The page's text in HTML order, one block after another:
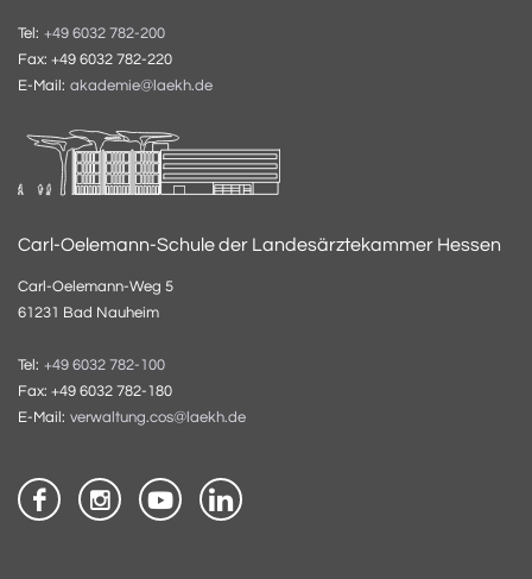
Tel: +49 6032 782-200
Fax: +49 6032 782-220
E-Mail: akademie@laekh.de
Carl-Oelemann-Schule der Landesärztekammer Hessen
Carl-Oelemann-Weg 5
61231 Bad Nauheim
Tel: +49 6032 782-100
Fax: +49 6032 782-180
E-Mail: verwaltung.cos@laekh.de